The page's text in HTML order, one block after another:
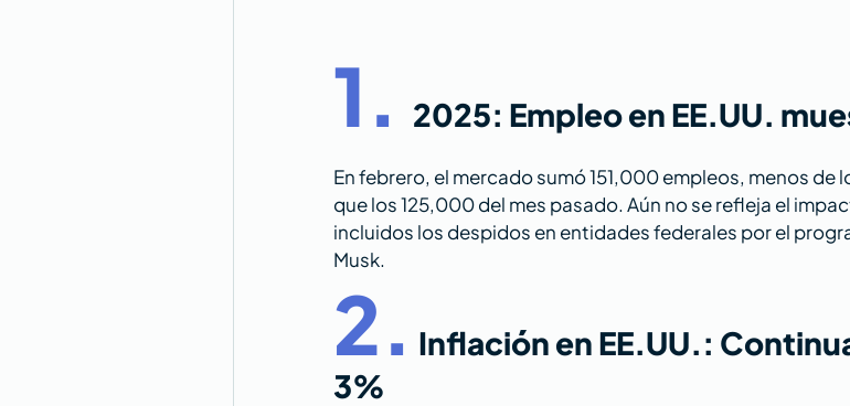
1. 2025: Empleo en EE.UU.
En febrero, el mercado sumó 151,000 empleos, menos de
que los 125,000 del mes pasado. Aún no se refleja el
incluidos los despidos en entidades federales por el
Musk.
2. Inflación en EE.UU.:
3%